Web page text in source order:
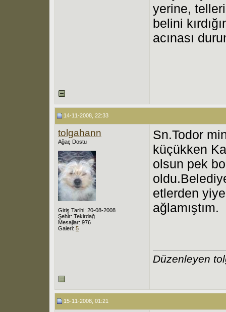
yerine,
belini
acınası
14-11-2008, 22:33
tolgahann
Ağaç Dostu
Giriş Tarihi: 20-08-2008
Şehir: Tekirdağ
Mesajlar: 976
Galeri: 5
Sn.Todor
küçükken
olsun pek
etlerden
ağlamıştım.
Düzenleyen
15-11-2008, 01:21